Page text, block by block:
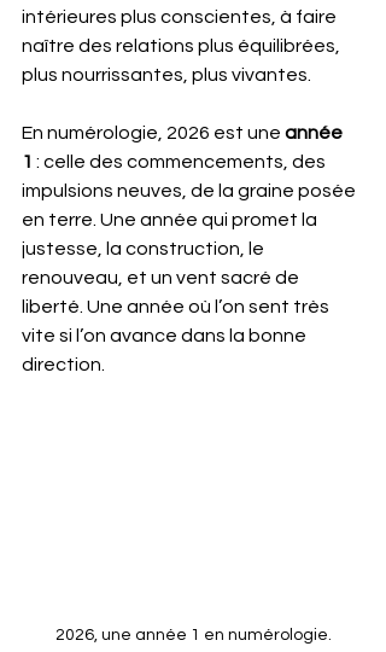
intérieures plus conscientes, à faire
naître des relations plus équilibrées,
plus nourrissantes, plus vivantes.
En numérologie, 2026 est une année
1 : celle des commencements, des
impulsions neuves, de la graine posée
en terre. Une année qui promet la
justesse, la construction, le
renouveau, et un vent sacré de
liberté. Une année où l’on sent très
vite si l’on avance dans la bonne
direction.
2026, une année 1 en numérologie.